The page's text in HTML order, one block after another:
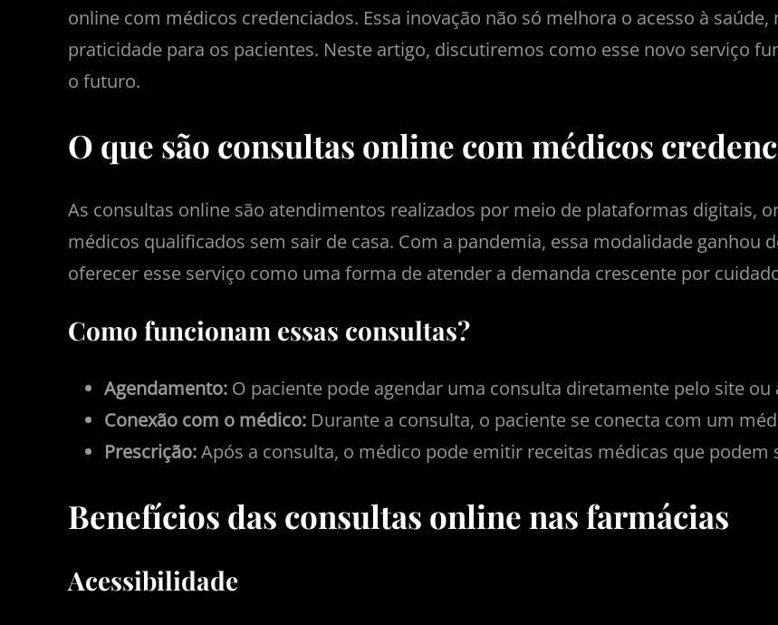
online com médicos credenciados. Essa inovação não só melhora o acesso à
praticidade para os pacientes. Neste artigo, discutiremos como esse novo serviço
o futuro.
O que são consultas online com médicos
As consultas online são atendimentos realizados por meio de plataformas digitais,
médicos qualificados sem sair de casa. Com a pandemia, essa modalidade ganhou
oferecer esse serviço como uma forma de atender a demanda crescente por
Como funcionam essas consultas?
Agendamento: O paciente pode agendar uma consulta diretamente pelo site
Conexão com o médico: Durante a consulta, o paciente se conecta com um
Prescrição:Após a consulta, o médico pode emitir receitas médicas que
Benefícios das consultas online nas farmácias
Acessibilidade